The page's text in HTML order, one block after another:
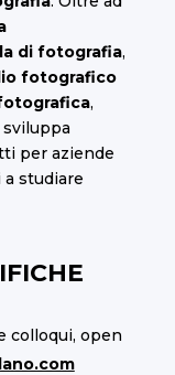
di fotografia,
fotografico
,
sviluppa
per aziende
studiare
colloqui, open